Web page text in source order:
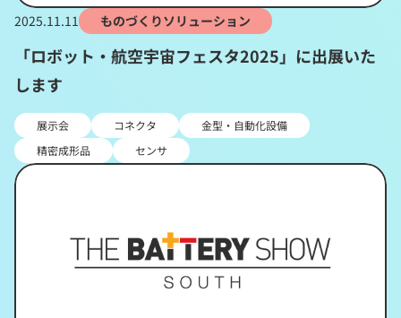
2025.11.11 ものづくりソリューション
「ロボット・航空宇宙フェスタ2025」に出展いた
します
展示会 コネクタ
金型・自動化設備
精密成形品
センサ